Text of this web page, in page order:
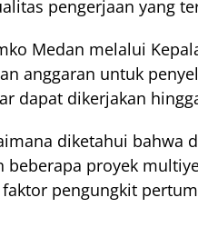
pengerjaan yang
Medan melalui
anggaran untuk
dapat dikerjakan
diketahui bahwa
beberapa proyek
pengungkit